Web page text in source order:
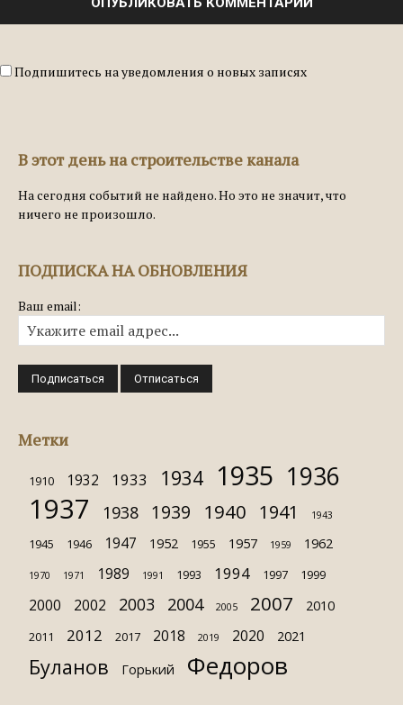
Подпишитесь на уведомления о новых записях
В этот день на строительстве канала
На сегодня событий не найдено. Но это не значит, что
ничего не произошло.
ПОДПИСКА НА ОБНОВЛЕНИЯ
Ваш email:
Метки
1910 1932 1933 1934 1935 1936
1937 1938 1939 1940 1941 1943
1945 1946 1947 1952 1955 1957 1959 1962
1970 1971 1989 1991 1993 1994 1997 1999
2000 2002 2003 2004 2005 2007 2010
2011 2012 2017 2018 2019 2020 2021
Буланов Горький Федоров